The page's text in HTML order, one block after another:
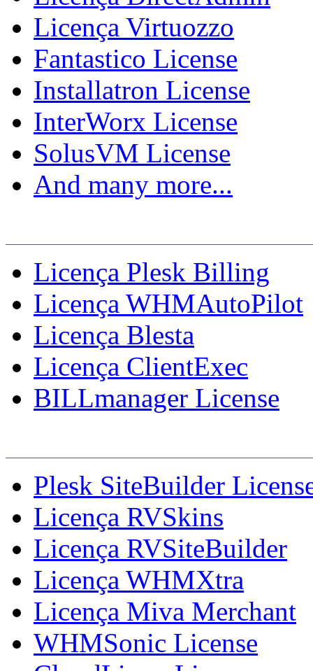
Licença Virtuozzo
Fantastico License
Installatron License
InterWorx License
SolusVM License
And many more...
Licença Plesk Billing
Licença WHMAutoPilot
Licença Blesta
Licença ClientExec
BILLmanager License
Plesk SiteBuilder
Licença RVSkins
Licença RVSiteBuilder
Licença WHMXtra
Licença Miva Merchant
WHMSonic License